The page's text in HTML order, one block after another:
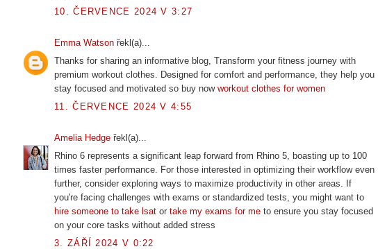
10. ČERVENCE 2024 V 3:27
Emma Watson řekl(a)...
Thanks for sharing an informative blog, Transform your fitness journey with
premium workout clothes. Designed for comfort and performance, they help you
stay focused and motivated so buy now workout clothes for women
11. ČERVENCE 2024 V 4:55
Amelia Hedge řekl(a)...
Rhino 6 represents a significant leap forward from Rhino 5, boasting up to 100
times faster performance. For those interested in optimizing their workflow even
further, consider exploring ways to maximize productivity in other areas. If
you're facing challenges with exams or standardized tests, you might want to
hire someone to take lsat or take my exams for me to ensure you stay focused
on your core tasks without added stress
3. ZÁŘÍ 2024 V 0:22